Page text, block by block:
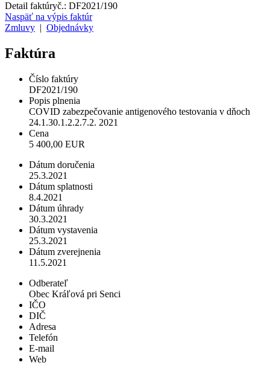
Detail faktúryč.: DF2021/190
Naspäť na výpis faktúr
Zmluvy
Objednávky
Faktúra
Číslo faktúry
DF2021/190
Popis plnenia
COVID zabezpečovanie antigenového testovania v dňoch
24.1.30.1.2.2.7.2. 2021
Cena
5 400,00 EUR
Dátum doručenia
25.3.2021
Dátum splatnosti
8.4.2021
Dátum úhrady
30.3.2021
Dátum vystavenia
25.3.2021
Dátum zverejnenia
11.5.2021
Odberateľ
Obec Kráľová pri Senci
IČO
DIČ
Adresa
Telefón
E-mail
Web